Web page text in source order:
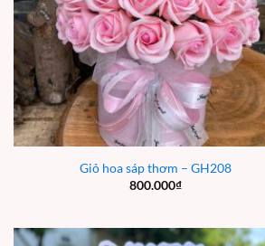
Giỏ hoa sáp thơm – GH208
800.000₫